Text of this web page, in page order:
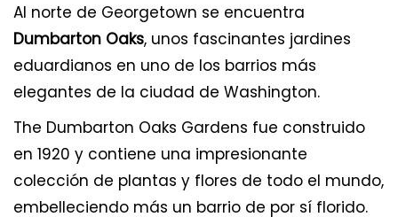
Al norte de Georgetown se encuentra
Dumbarton Oaks, unos fascinantes jardines
eduardianos en uno de los barrios más
elegantes de la ciudad de Washington.
The Dumbarton Oaks Gardens fue construido
en 1920 y contiene una impresionante
colección de plantas y flores de todo el mundo,
embelleciendo más un barrio de por sí florido.